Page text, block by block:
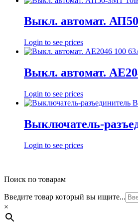
Выкл. автомат.
Login to see prices
Выкл. автомат.
Login to see prices
Выключатель-
Login to see prices
Поиск по товарам
Введите товар который вы ищите...
×